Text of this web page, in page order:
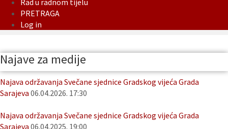
Rad u radnom tijelu
PRETRAGA
Log in
Najave za medije
Najava održavanja Svečane sjednice Gradskog vijeća Grada
Sarajeva 06.04.2026. 17:30
Najava održavanja Svečane sjednice Gradskog vijeća Grada
Sarajeva 06.04.2025. 19:00